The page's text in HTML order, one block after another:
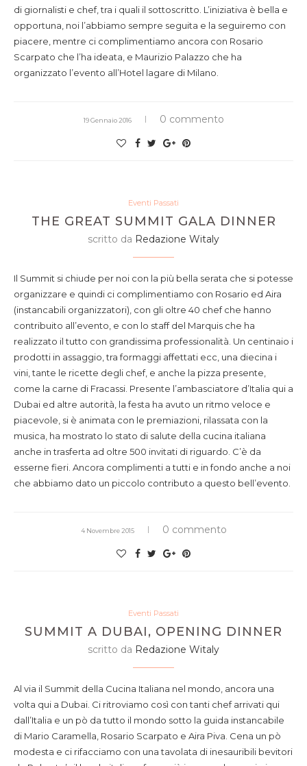
di giornalisti e chef, tra i quali il sottoscritto. L’iniziativa è bella e
opportuna, noi l’abbiamo sempre seguita e la seguiremo con
piacere, mentre ci complimentiamo ancora con Rosario
Scarpato che l’ha ideata, e Maurizio Palazzo che ha
organizzato l’evento all’Hotel lagare di Milano.
19 Gennaio 2016 0 commento
Eventi Passati
THE GREAT SUMMIT GALA DINNER
scritto da Redazione Witaly
Il Summit si chiude per noi con la più bella serata che si potesse
organizzare e quindi ci complimentiamo con Rosario ed Aira
(instancabili organizzatori), con gli oltre 40 chef che hanno
contribuito all’evento, e con lo staff del Marquis che ha
realizzato il tutto con grandissima professionalità. Un centinaio i
prodotti in assaggio, tra formaggi affettati ecc, una diecina i
vini, tante le ricette degli chef, e anche la pizza presente,
come la carne di Fracassi. Presente l’ambasciatore d’Italia qui a
Dubai ed altre autorità, la festa ha avuto un ritmo veloce e
piacevole, si è animata con le premiazioni, rilassata con la
musica, ha mostrato lo stato di salute della cucina italiana
anche in trasferta ad oltre 500 invitati di riguardo. C’è da
esserne fieri. Ancora complimenti a tutti e in fondo anche a noi
che abbiamo dato un piccolo contributo a questo bell’evento.
4 Novembre 2015 0 commento
Eventi Passati
SUMMIT A DUBAI, OPENING DINNER
scritto da Redazione Witaly
Al via il Summit della Cucina Italiana nel mondo, ancora una
volta qui a Dubai. Ci ritroviamo così con tanti chef arrivati qui
dall’Italia e un pò da tutto il mondo sotto la guida instancabile
di Mario Caramella, Rosario Scarpato e Aira Piva. Cena un pò
modesta e ci rifacciamo con una tavolata di inesauribili bevitori